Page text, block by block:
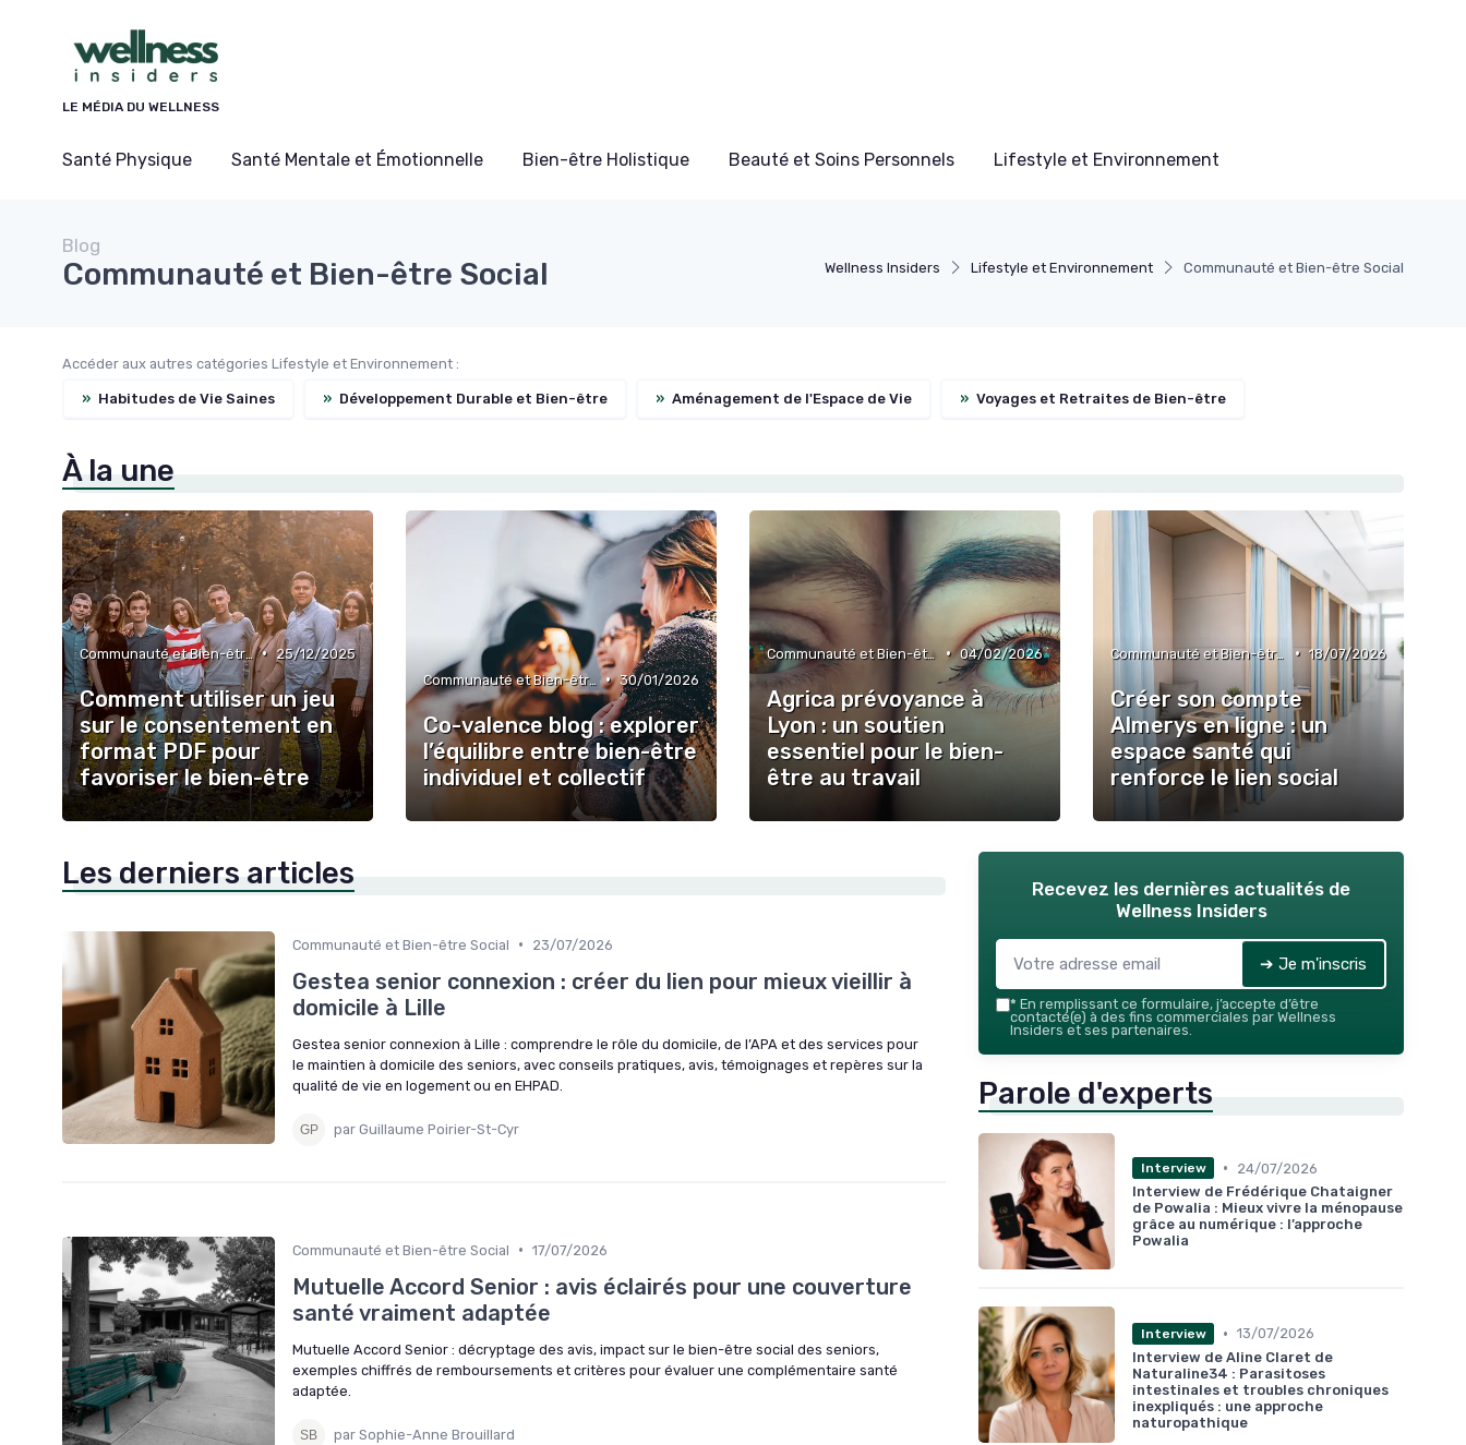
LE MÉDIA DU WELLNESS
Santé Physique Santé Mentale et Émotionnelle Bien-être Holistique Beauté et Soins Personnels Lifestyle et Environnement
Wellness Insiders Lifestyle et Environnement Communauté et Bien-être Social
Blog
Communauté et Bien-être Social
Accéder aux autres catégories Lifestyle et Environnement :
» Habitudes de Vie Saines » Développement Durable et Bien-être » Aménagement de l'Espace de Vie » Voyages et Retraites de Bien-être
À la une
Communauté et Bien-être Social • 25/12/2025
Comment utiliser un jeu
sur le consentement en
format PDF pour
favoriser le bien-être
Communauté et Bien-être Social • 30/01/2026
Co-valence blog : explorer
l’équilibre entre bien-être
individuel et collectif
Communauté et Bien-être Social • 04/02/2026
Agrica prévoyance à
Lyon : un soutien
essentiel pour le bien-
être au travail
Communauté et Bien-être Social • 18/07/2026
Créer son compte
Almerys en ligne : un
espace santé qui
renforce le lien social
Les derniers articles
Communauté et Bien-être Social • 23/07/2026
Gestea senior connexion : créer du lien pour mieux vieillir à
domicile à Lille
Gestea senior connexion à Lille : comprendre le rôle du domicile, de l’APA et des services pour
le maintien à domicile des seniors, avec conseils pratiques, avis, témoignages et repères sur la
qualité de vie en logement ou en EHPAD.
par Guillaume Poirier-St-Cyr
Communauté et Bien-être Social • 17/07/2026
Mutuelle Accord Senior : avis éclairés pour une couverture
santé vraiment adaptée
Mutuelle Accord Senior : décryptage des avis, impact sur le bien-être social des seniors,
exemples chiffrés de remboursements et critères pour évaluer une complémentaire santé
adaptée.
par Sophie-Anne Brouillard
Recevez les dernières actualités de
Wellness Insiders
➔ Je m'inscris
* En remplissant ce formulaire, j’accepte d’être
contacté(e) à des fins commerciales par Wellness
Insiders et ses partenaires.
Parole d'experts
Interview •
24/07/2026
Interview de Frédérique Chataigner
de Powalia : Mieux vivre la ménopause
grâce au numérique : l’approche
Powalia
Interview • 13/07/2026
Interview de Aline Claret de
Naturaline34 : Parasitoses
intestinales et troubles chroniques
inexpliqués : une approche
naturopathique